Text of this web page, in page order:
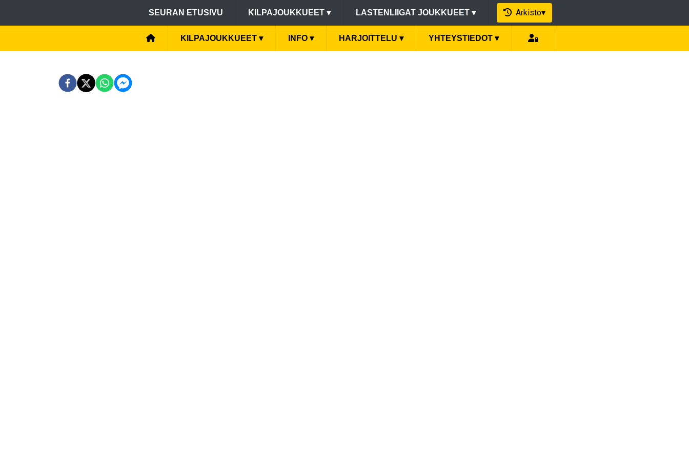
SEURAN ETUSIVU KILPAJOUKKUEET ▾ LASTENLIIGAT JOUKKUEET ▾ Arkisto▾
KILPAJOUKKUEET ▾ INFO ▾ HARJOITTELU ▾ YHTEYSTIEDOT ▾